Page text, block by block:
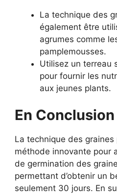
La technique des
également être
agrumes comme
pamplemousses.
Utilisez un terreau
pour fournir les
aux jeunes plants.
En Conclusion
La technique des
méthode innovante pour
de germination des
permettant d’obtenir un
seulement 30 jours. En